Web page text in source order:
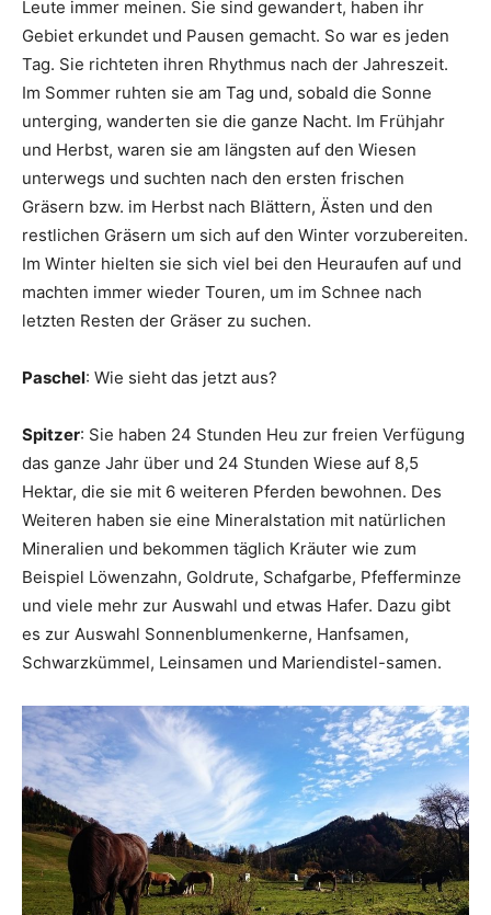
Leute immer meinen. Sie sind gewandert, haben ihr
Gebiet erkundet und Pausen gemacht. So war es jeden
Tag. Sie richteten ihren Rhythmus nach der Jahreszeit.
Im Sommer ruhten sie am Tag und, sobald die Sonne
unterging, wanderten sie die ganze Nacht. Im Frühjahr
und Herbst, waren sie am längsten auf den Wiesen
unterwegs und suchten nach den ersten frischen
Gräsern bzw. im Herbst nach Blättern, Ästen und den
restlichen Gräsern um sich auf den Winter vorzubereiten.
Im Winter hielten sie sich viel bei den Heuraufen auf und
machten immer wieder Touren, um im Schnee nach
letzten Resten der Gräser zu suchen.
Paschel: Wie sieht das jetzt aus?
Spitzer: Sie haben 24 Stunden Heu zur freien Verfügung
das ganze Jahr über und 24 Stunden Wiese auf 8,5
Hektar, die sie mit 6 weiteren Pferden bewohnen. Des
Weiteren haben sie eine Mineralstation mit natürlichen
Mineralien und bekommen täglich Kräuter wie zum
Beispiel Löwenzahn, Goldrute, Schafgarbe, Pfefferminze
und viele mehr zur Auswahl und etwas Hafer. Dazu gibt
es zur Auswahl Sonnenblumenkerne, Hanfsamen,
Schwarzkümmel, Leinsamen und Mariendistel-samen.